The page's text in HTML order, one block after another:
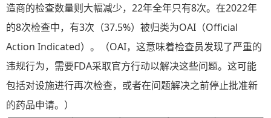
造商的检查数量则大幅减少，22年全年只有8次。在2022年
的8次检查中，有3次（37.5%）被归类为OAI（Official
Action Indicated）。（OAI，这意味着检查员发现了严重的
违规行为，需要FDA采取官方行动以解决这些问题。这可能
包括对设施进行再次检查，或者在问题解决之前停止批准新
的药品申请。）